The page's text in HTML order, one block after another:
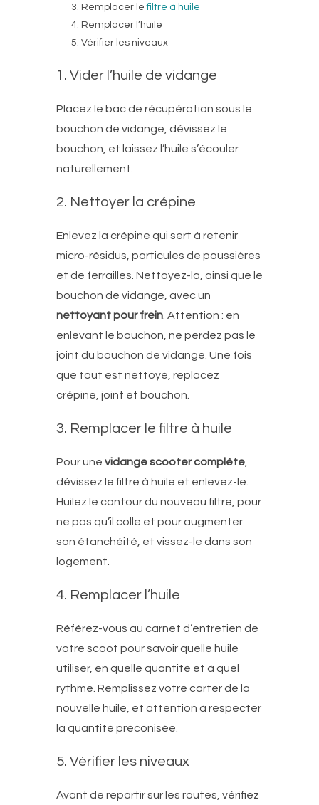
Remplacer lefiltre à huile
Remplacer l’huile
Vérifier les niveaux
1. Vider l’huile de vidange
Placez le bac de récupération sous le
bouchon de vidange, dévissez le
bouchon, et laissez l’huile s’écouler
naturellement.
2. Nettoyer la crépine
Enlevez la crépine qui sert à retenir
micro-résidus, particules de poussières
et de ferrailles. Nettoyez-la, ainsi que le
bouchon de vidange, avec un
nettoyant pour frein. Attention : en
enlevant le bouchon, ne perdez pas le
joint du bouchon de vidange. Une fois
que tout est nettoyé, replacez
crépine, joint et bouchon.
3. Remplacer le filtre à huile
Pour une vidange scooter complète,
dévissez le filtre à huile et enlevez-le.
Huilez le contour du nouveau filtre, pour
ne pas qu’il colle et pour augmenter
son étanchéité, et vissez-le dans son
logement.
4. Remplacer l’huile
Référez-vous au carnet d’entretien de
votre scoot pour savoir quelle huile
utiliser, en quelle quantité et à quel
rythme. Remplissez votre carter de la
nouvelle huile, et attention à respecter
la quantité préconisée.
5. Vérifier les niveaux
Avant de repartir sur les routes, vérifiez